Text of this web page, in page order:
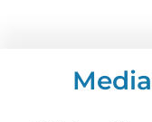
Media